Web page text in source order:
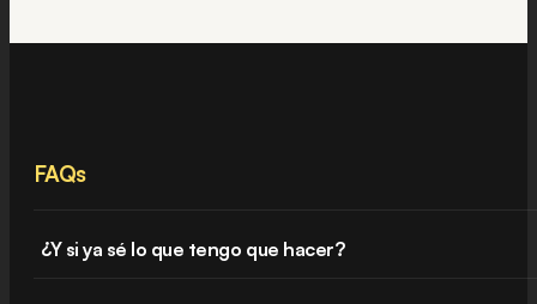
FAQs
¿Y si ya sé lo que tengo que hacer?